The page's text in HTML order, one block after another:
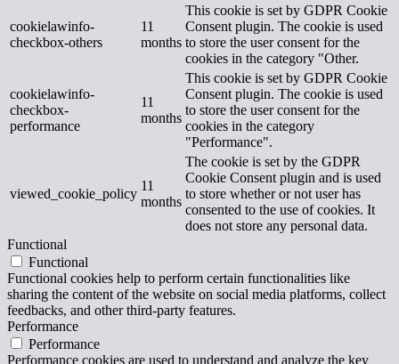
cookielawinfo-
checkbox-others
11
months
This cookie is set by GDPR Cookie
Consent plugin. The cookie is used
to store the user consent for the
cookies in the category "Other.
cookielawinfo-
checkbox-
performance
11
months
This cookie is set by GDPR Cookie
Consent plugin. The cookie is used
to store the user consent for the
cookies in the category
"Performance".
viewed_cookie_policy
11
months
The cookie is set by the GDPR
Cookie Consent plugin and is used
to store whether or not user has
consented to the use of cookies. It
does not store any personal data.
Functional
Functional
Functional cookies help to perform certain functionalities like
sharing the content of the website on social media platforms, collect
feedbacks, and other third-party features.
Performance
Performance
Performance cookies are used to understand and analyze the key